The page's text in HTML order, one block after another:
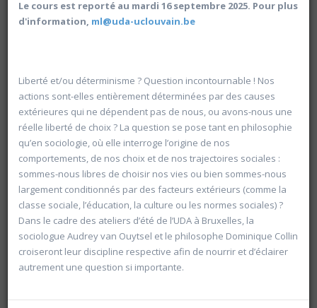
Rechercher
Vider les filtres
Le cours est reporté au mardi 16 septembre 2025. Pour plus
d'information, ml@uda-uclouvain.be
Liberté et/ou déterminisme ? Question incontournable ! Nos
actions sont-elles entièrement déterminées par des causes
extérieures qui ne dépendent pas de nous, ou avons-nous une
réelle liberté de choix ? La question se pose tant en philosophie
qu’en sociologie, où elle interroge l’origine de nos
comportements, de nos choix et de nos trajectoires sociales :
sommes-nous libres de choisir nos vies ou bien sommes-nous
largement conditionnés par des facteurs extérieurs (comme la
classe sociale, l’éducation, la culture ou les normes sociales) ?
Dans le cadre des ateliers d’été de l’UDA à Bruxelles, la
sociologue Audrey van Ouytsel et le philosophe Dominique Collin
croiseront leur discipline respective afin de nourrir et d’éclairer
autrement une question si importante.